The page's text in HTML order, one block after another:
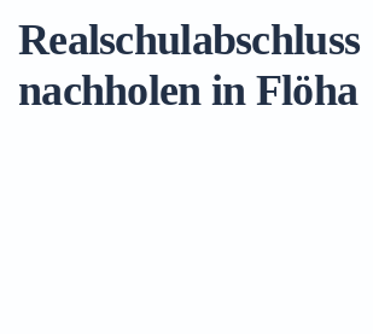
Realschulabschluss
nachholen in Flöha